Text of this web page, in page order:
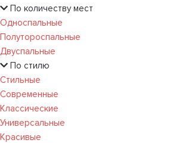
По количеству мест
Односпальные
Полутороспальные
Двуспальные
По стилю
Стильные
Современные
Классические
Универсальные
Красивые